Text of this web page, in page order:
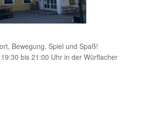
Bewegung, Spiel und Spaß!
bis 21:00 Uhr in der Würflacher